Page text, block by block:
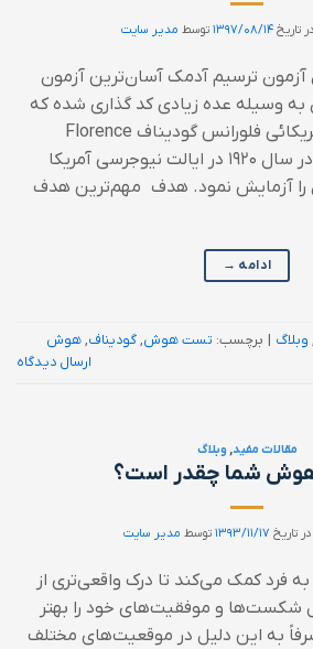
تاریخ۱۳۹۷/۰۸/۱۴ توسط مدیر سایت
3 تا 13 سال آزمون ترسیم آدمک آسان‌ترین آزمون
وسیله عده زیادی کد گذاری شده که
مهم‌ترین آن‌ها خانم آمریکائی فلورانس گودیناف Florence
Goodenough است که در سال 1920 در ایالت نیوجرسی آمریکا
را آزمایش نمود. هدف مهم‌ترین هدف
ادامه →
, وبلاگ | برچسب: تست هوش,گودیناف,هوش
ارسال دیدگاه
مقالات مفید, وبلاگ
شما چقدر است؟
تاریخ ۱۳۹۳/۱۱/۱۷ توسط مدیر سایت
فرد کمک می‌کند تا درک واقعی‌تری از
شکست‌ها و موفقیت‌های خود را بهتر
صرفاً به این دلیل در موقعیت‌های مختلف